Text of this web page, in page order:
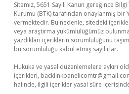
Sitemiz, 5651 Sayılı Kanun gereğince
Kurumu (BTK) tarafından onaylanmış bir
vermektedir. Bu nedenle, sitedeki
veya araştırma yükümlülüğümüz
yazdıkları içeriklerin sorumluluğunu
bu sorumluluğu kabul etmiş sayılırlar.
Hukuka ve yasal düzenlemelere aykırı
içerikleri,
halinde, ilgili içerikler yasal süre